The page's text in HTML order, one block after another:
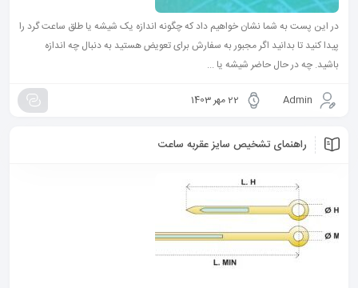
در این پست به شما نشان خواهیم داد که چگونه اندازه یک شیشه یا طلق ساعت گرد را
پیدا کنید تا بدانید اگر مجبور به سفارش برای تعویض هستید به دنبال چه اندازه
باشید. چه در حال حاضر شیشه یا ...
Admin 22 مهر 1403
راهنمای تشخیص سایز عقربه ساعت